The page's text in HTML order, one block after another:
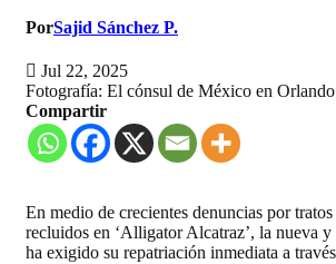
PorSajid Sánchez P.
Jul 22, 2025
Fotografía: El cónsul de México en
Compartir
En medio de crecientes denuncias por
recluidos en ‘Alligator Alcatraz’, la nueva
ha exigido su repatriación inmediata a